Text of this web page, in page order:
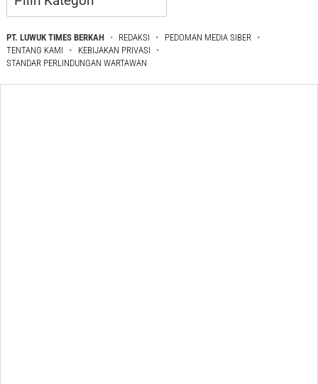
PT. LUWUK TIMES BERKAH REDAKSI
PEDOMAN MEDIA SIBER
TENTANG KAMI
KEBIJAKAN PRIVASI
STANDAR PERLINDUNGAN WARTAWAN